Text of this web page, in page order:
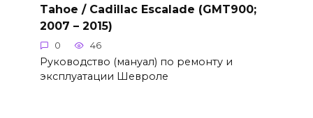
Tahoe / Cadillac Escalade (GMT900;
2007 – 2015)
0 46
Руководство (мануал) по ремонту и
эксплуатации Шевроле